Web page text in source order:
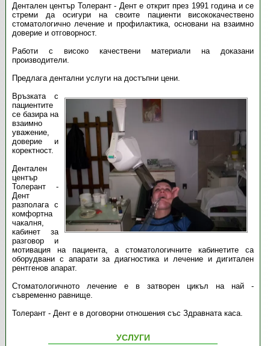
Дентален център Толерант - Дент е открит през 1991 година и се
стреми да осигури на своите пациенти висококачествено
стоматологично лечение и профилактика, основани на взаимно
доверие и отговорност.
Работи с високо качествени материали на доказани
производители.
Предлага дентални услуги на достъпни цени.
Връзката с
пациентите
се базира на
взаимно
уважение,
доверие и
коректност.
Дентален
център
Толерант -
Дент
разполага с
комфортна
чакалня,
кабинет за
разговор и
мотивация на пациента, а стоматологичните кабинетите са
оборудвани с апарати за диагностика и лечение и дигитален
рентгенов апарат.
Стоматологичното лечение е в затворен цикъл на най -
съвременно равнище.
Толерант - Дент е в договорни отношения със Здравната каса.
УСЛУГИ